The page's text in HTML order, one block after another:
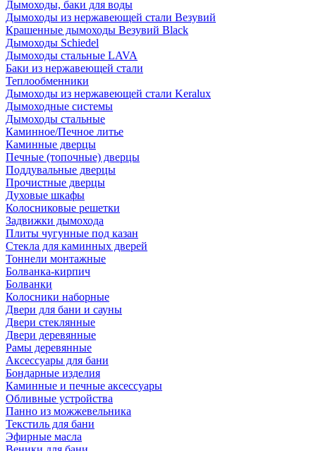
Дымоходы, баки для воды
Дымоходы из нержавеющей стали Везувий
Крашенные дымоходы Везувий Black
Дымоходы Schiedel
Дымоходы стальные LAVA
Баки из нержавеющей стали
Теплообменники
Дымоходы из нержавеющей стали Keralux
Дымоходные системы
Дымоходы стальные
Каминное/Печное литье
Каминные дверцы
Печные (топочные) дверцы
Поддувальные дверцы
Прочистные дверцы
Духовые шкафы
Колосниковые решетки
Задвижки дымохода
Плиты чугунные под казан
Стекла для каминных дверей
Тоннели монтажные
Болванка-кирпич
Болванки
Колосники наборные
Двери для бани и сауны
Двери стеклянные
Двери деревянные
Рамы деревянные
Аксессуары для бани
Бондарные изделия
Каминные и печные аксессуары
Обливные устройства
Панно из можжевельника
Текстиль для бани
Эфирные масла